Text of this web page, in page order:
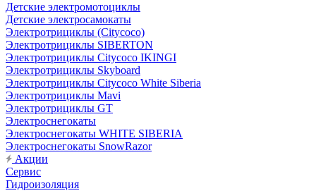
Детские электромотоциклы
Детские электросамокаты
Электротрициклы (Citycoco)
Электротрициклы SIBERTON
Электротрициклы Citycoco IKINGI
Электротрициклы Skyboard
Электротрициклы Citycoco White Siberia
Электротрициклы Mavi
Электротрициклы GT
Электроснегокаты
Электроснегокаты WHITE SIBERIA
Электроснегокаты SnowRazor
Акции
Сервис
Гидроизоляция